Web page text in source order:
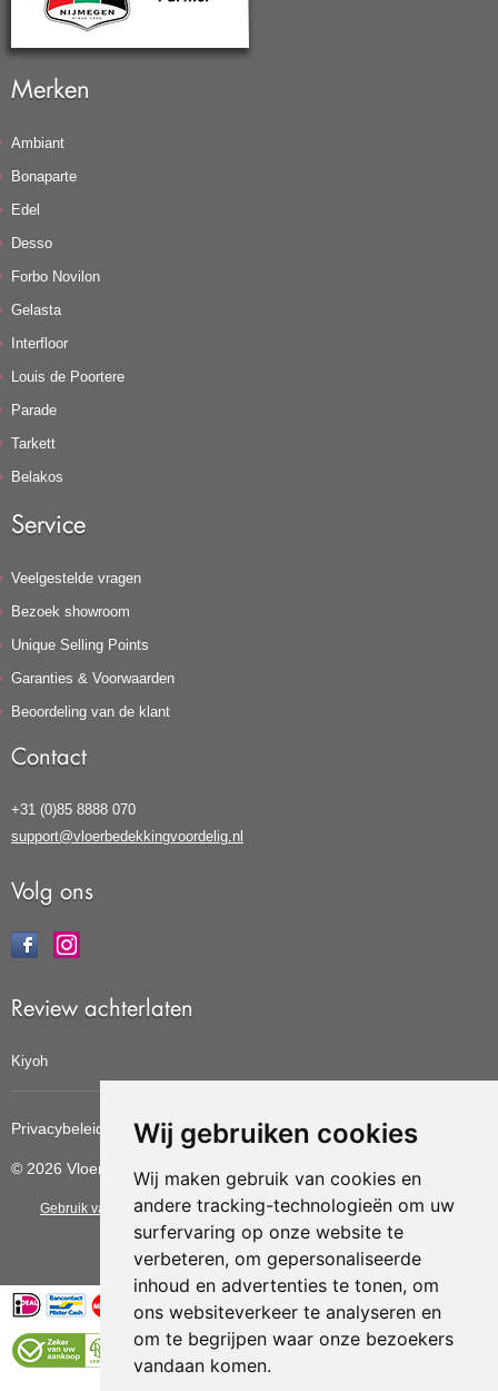
Wij gebruiken cookies
Wij maken gebruik van cookies en
andere tracking-technologieën om uw
surfervaring op onze website te
verbeteren, om gepersonaliseerde
inhoud en advertenties te tonen, om
ons websiteverkeer te analyseren en
om te begrijpen waar onze bezoekers
vandaan komen.
Merken
Ambiant
Bonaparte
Edel
Desso
Forbo Novilon
Gelasta
Interfloor
Louis de Poortere
Parade
Tarkett
Belakos
Service
Veelgestelde vragen
Bezoek showroom
Unique Selling Points
Garanties & Voorwaarden
Beoordeling van de klant
Contact
+31 (0)85 8888 070
support@vloerbedekkingvoordelig.nl
Volg ons
Review achterlaten
Kiyoh
Privacybeleid Cookiebeleid Update cookies voorkeuren
© 2026 Vloerbedekkingvoordelig
Gebruik van deze site betekent dat u dealgemene voorwaarden van CBW